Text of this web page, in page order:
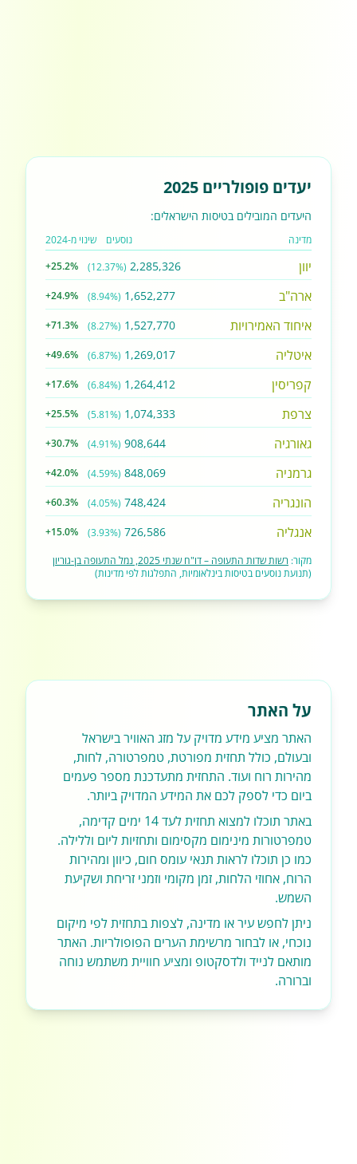
יעדים פופולריים 2025
היעדים המובילים בטיסות הישראלים:
מדינה נוסעים שינוי מ-2024
יוון 2,285,326
(12.37%)
+25.2%
ארה"ב 1,652,277
(8.94%)
+24.9%
איחוד האמירויות 1,527,770
(8.27%)
+71.3%
איטליה 1,269,017
(6.87%)
+49.6%
קפריסין 1,264,412
(6.84%)
+17.6%
צרפת 1,074,333
(5.81%)
+25.5%
גאורגיה 908,644
(4.91%)
+30.7%
גרמניה 848,069
(4.59%)
+42.0%
הונגריה 748,424
(4.05%)
+60.3%
אנגליה 726,586
(3.93%)
+15.0%
מקור: רשות שדות התעופה – דו"ח שנתי 2025, נמל התעופה בן-גוריון
(תנועת נוסעים בטיסות בינלאומיות, התפלגות לפי מדינות)
על האתר
האתר מציע מידע מדויק על מזג האוויר בישראל
ובעולם, כולל תחזית מפורטת, טמפרטורה, לחות,
מהירות רוח ועוד. התחזית מתעדכנת מספר פעמים
ביום כדי לספק לכם את המידע המדויק ביותר.
באתר תוכלו למצוא תחזית לעד 14 ימים קדימה,
טמפרטורות מינימום מקסימום ותחזיות ליום וללילה.
כמו כן תוכלו לראות תנאי עומס חום, כיוון ומהירות
הרוח, אחוזי הלחות, זמן מקומי וזמני זריחת ושקיעת
השמש.
ניתן לחפש עיר או מדינה, לצפות בתחזית לפי מיקום
נוכחי, או לבחור מרשימת הערים הפופולריות. האתר
מותאם לנייד ולדסקטופ ומציע חוויית משתמש נוחה
וברורה.